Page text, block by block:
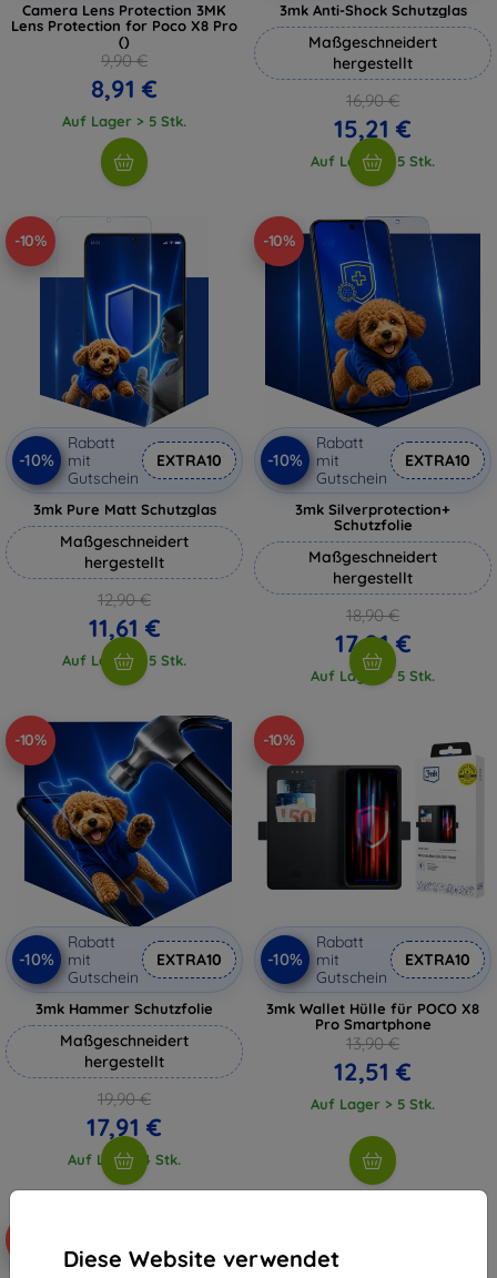
Diese Website verwendet
Camera Lens Protection 3MK
Lens Protection for Poco X8 Pro
()
9,90 €
8,91 €
Auf Lager > 5 Stk.
3mk Anti-Shock Schutzglas
Maßgeschneidert
hergestellt
16,90 €
15,21 €
Auf Lager > 5 Stk.
-10%
-10%
Rabatt
mit
Gutschein
EXTRA10
3mk Pure Matt Schutzglas
Maßgeschneidert
hergestellt
12,90 €
11,61 €
Auf Lager > 5 Stk.
-10%
-10%
Rabatt
mit
Gutschein
EXTRA10
3mk Silverprotection+
Schutzfolie
Maßgeschneidert
hergestellt
18,90 €
17,01 €
Auf Lager > 5 Stk.
-10%
-10%
Rabatt
mit
Gutschein
EXTRA10
3mk Hammer Schutzfolie
Maßgeschneidert
hergestellt
19,90 €
17,91 €
Auf Lager 4 Stk.
-10%
-10%
Rabatt
mit
Gutschein
EXTRA10
3mk Wallet Hülle für POCO X8
Pro Smartphone
13,90 €
12,51 €
Auf Lager > 5 Stk.